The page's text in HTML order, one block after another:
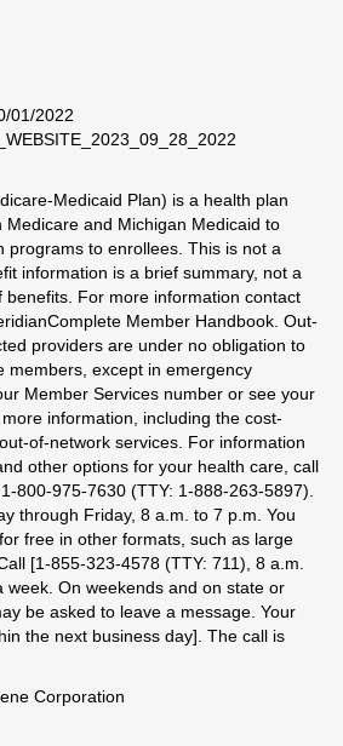
01/2022
Medicaid Plan) is a health plan
Medicare and Michigan Medicaid to
programs to enrollees. This is not a
information is a brief summary, not a
benefits. For more information contact
Member Handbook. Out-
providers are under no obligation to
members, except in emergency
Member Services number or see your
information, including the cost-
of-network services. For information
other options for your health care, call
800-975-7630 (TTY: 1-888-263-5897).
through Friday, 8 a.m. to 7 p.m. You
free in other formats, such as large
[1-855-323-4578 (TTY: 711), 8 a.m.
week. On weekends and on state or
be asked to leave a message. Your
the next business day]. The call is
Corporation